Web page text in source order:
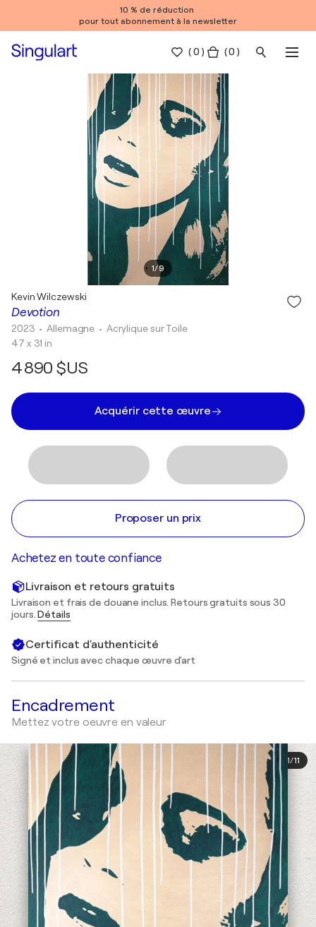
10 % de réduction
pour tout abonnement à la newsletter
(0 ) ( 0 )
1/9
Devotion
Kevin Wilczewski
2023 • Allemagne • Acrylique sur Toile
47 x 31 in
4 890 $US
Acquérir cette œuvre
Proposer un prix
Achetez en toute confiance
Livraison et retours gratuits
Livraison et frais de douane inclus. Retours gratuits sous 30
jours.Détails
Certificat d'authenticité
Signé et inclus avec chaque œuvre d'art
Encadrement
Mettez votre oeuvre en valeur
1/11